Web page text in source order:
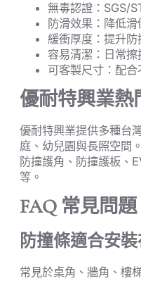
無毒認證：SGS/
防滑效果：降低滑
緩衝厚度：提升防
容易清潔：日常擦
可客製尺寸：配
優耐特興業熱
優耐特興業提供多種台
庭、幼兒園與長照空間
防撞護角、防撞護板、
等。
FAQ 常見問題
防撞條適合安
常見於桌角、牆角、樓